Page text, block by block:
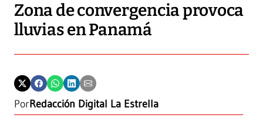
Zona de convergencia provoca
lluvias en Panamá
PorRedacción Digital La Estrella